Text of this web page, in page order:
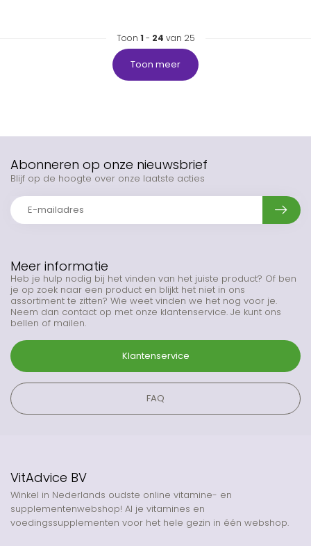
Toon 1 - 24 van 25
Toon meer
Meer informatie
Heb je hulp nodig bij het vinden van het juiste product? Of ben
je op zoek naar een product en blijkt het niet in ons
assortiment te zitten? Wie weet vinden we het nog voor je.
Neem dan contact op met onze klantenservice. Je kunt ons
bellen of mailen.
Klantenservice
FAQ
Abonneren op onze nieuwsbrief
Blijf op de hoogte over onze laatste acties
VitAdvice BV
Winkel in Nederlands oudste online vitamine- en
supplementenwebshop! Al je vitamines en
voedingssupplementen voor het hele gezin in één webshop.